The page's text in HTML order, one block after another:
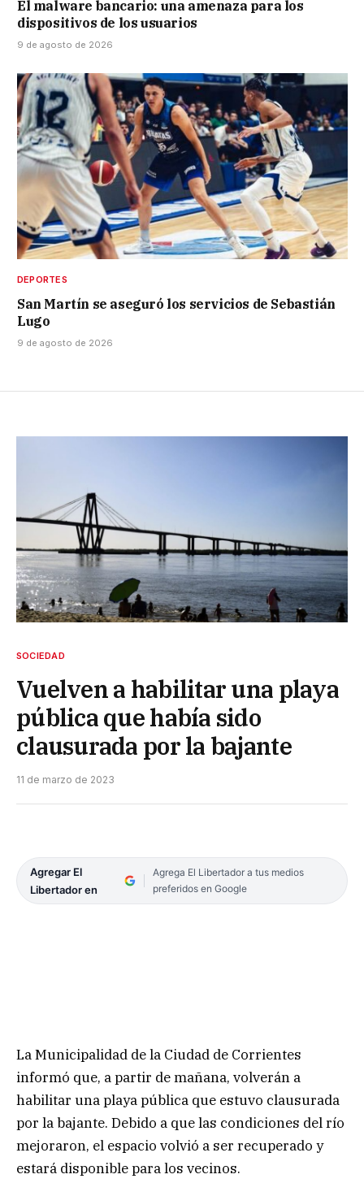
El malware bancario: una amenaza para los
dispositivos de los usuarios
9 de agosto de 2026
DEPORTES
San Martín se aseguró los servicios de Sebastián
Lugo
9 de agosto de 2026
SOCIEDAD
Vuelven a habilitar una playa
pública que había sido
clausurada por la bajante
11 de marzo de 2023
Agregar El
Libertador en
Agrega El Libertador a tus medios
preferidos en Google
La Municipalidad de la Ciudad de Corrientes
informó que, a partir de mañana, volverán a
habilitar una playa pública que estuvo clausurada
por la bajante. Debido a que las condiciones del río
mejoraron, el espacio volvió a ser recuperado y
estará disponible para los vecinos.